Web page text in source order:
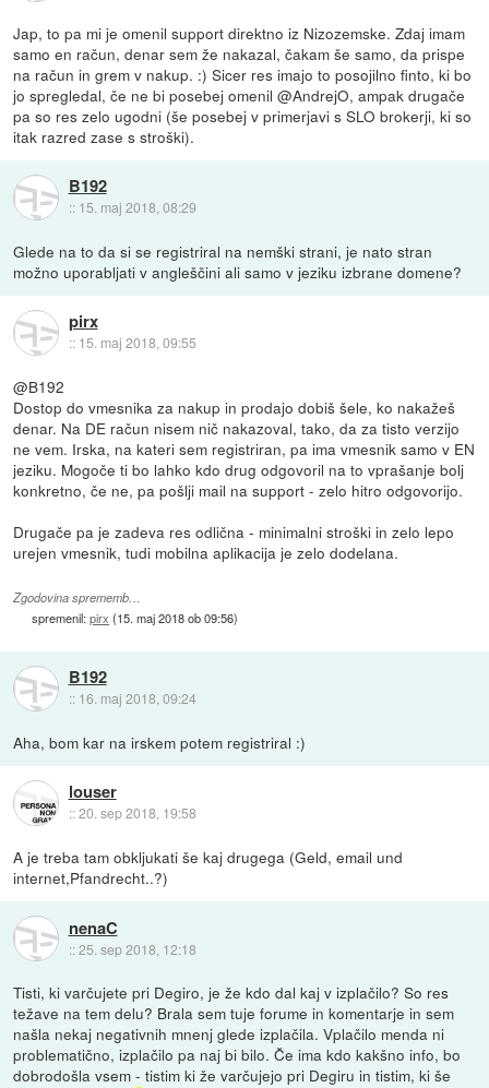
Jap, to pa mi je omenil support direktno iz Nizozemske. Zdaj imam
samo en račun, denar sem že nakazal, čakam še samo, da prispe
na račun in grem v nakup. :) Sicer res imajo to posojilno finto, ki bo
jo spregledal, če ne bi posebej omenil @AndrejO, ampak drugače
pa so res zelo ugodni (še posebej v primerjavi s SLO brokerji, ki so
itak razred zase s stroški).
B192
:: 15. maj 2018, 08:29
Glede na to da si se registriral na nemški strani, je nato stran
možno uporabljati v angleščini ali samo v jeziku izbrane domene?
pirx
:: 15. maj 2018, 09:55
@B192
Dostop do vmesnika za nakup in prodajo dobiš šele, ko nakažeš
denar. Na DE račun nisem nič nakazoval, tako, da za tisto verzijo
ne vem. Irska, na kateri sem registriran, pa ima vmesnik samo v EN
jeziku. Mogoče ti bo lahko kdo drug odgovoril na to vprašanje bolj
konkretno, če ne, pa pošlji mail na support - zelo hitro odgovorijo.
Drugače pa je zadeva res odlična - minimalni stroški in zelo lepo
urejen vmesnik, tudi mobilna aplikacija je zelo dodelana.
Zgodovina sprememb…
spremenil:pirx (15. maj 2018 ob 09:56)
B192
:: 16. maj 2018, 09:24
Aha, bom kar na irskem potem registriral :)
louser
::20. sep 2018, 19:58
A je treba tam obkljukati še kaj drugega (Geld, email und
internet,Pfandrecht..?)
nenaC
::25. sep 2018, 12:18
Tisti, ki varčujete pri Degiro, je že kdo dal kaj v izplačilo? So res
težave na tem delu? Brala sem tuje forume in komentarje in sem
našla nekaj negativnih mnenj glede izplačila. Vplačilo menda ni
problematično, izplačilo pa naj bi bilo. Če ima kdo kakšno info, bo
dobrodošla vsem - tistim ki že varčujejo pri Degiru in tistim, ki še